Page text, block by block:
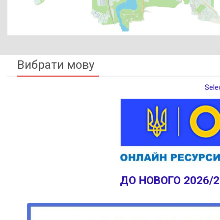
Вибрати мову
ДО НОВОГО 2026/